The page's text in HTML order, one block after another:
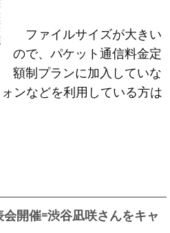
ファイルサイズが大きい
ので、パケット通信料金定
額制プランに加入していな
ンなどを利用している方は
開催=渋谷凪咲さんをキャ